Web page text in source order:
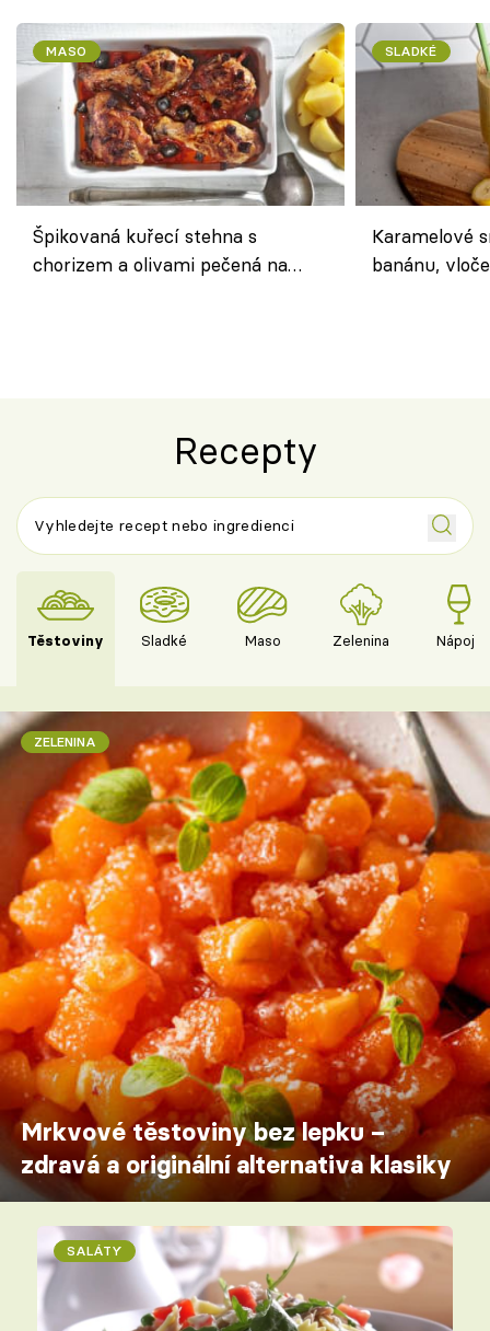
MASO
Špikovaná kuřecí stehna s
chorizem a olivami pečená na
SLADKÉ
Karamelové
banánu,
Recepty
Těstoviny Sladké Maso Zelenina Nápoje
ZELENINA
Mrkvové těstoviny bez lepku –
zdravá a originální alternativa klasiky
SALÁTY